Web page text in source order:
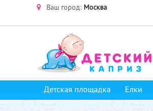
Ваш город: Москва
Детская площадка Елки